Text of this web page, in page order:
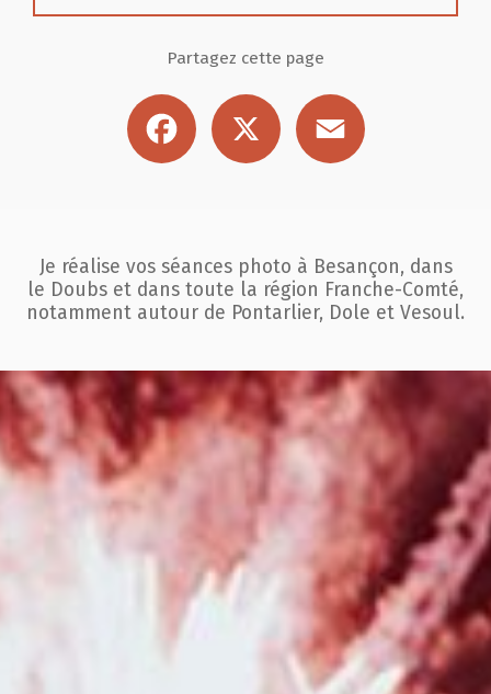
Partagez cette page
Facebook
Je réalise vos séances photo à Besançon, dans
le Doubs et dans toute la région Franche-Comté,
notamment autour de Pontarlier, Dole et Vesoul.